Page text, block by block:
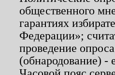
общественного
гарантиях
Федерации»;
проведение
(обнародование) -